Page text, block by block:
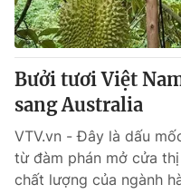
Giấy phép hoạt động báo
cấp ngày 29/12/2023
Tổng Biên tập:Vũ Thanh
Phó Tổng Biên tập:Nguyễn
Nguyễn Trọng Ninh
Tổng đài VTV:
024.38 355
Ðiện thoại Thời báo VTV:
Email:toasoan@vtv.vn
Bưởi tươi Việt
sang Australia
VTV.vn - Đây là dấu
từ đàm phán mở cửa
chất lượng của ngành